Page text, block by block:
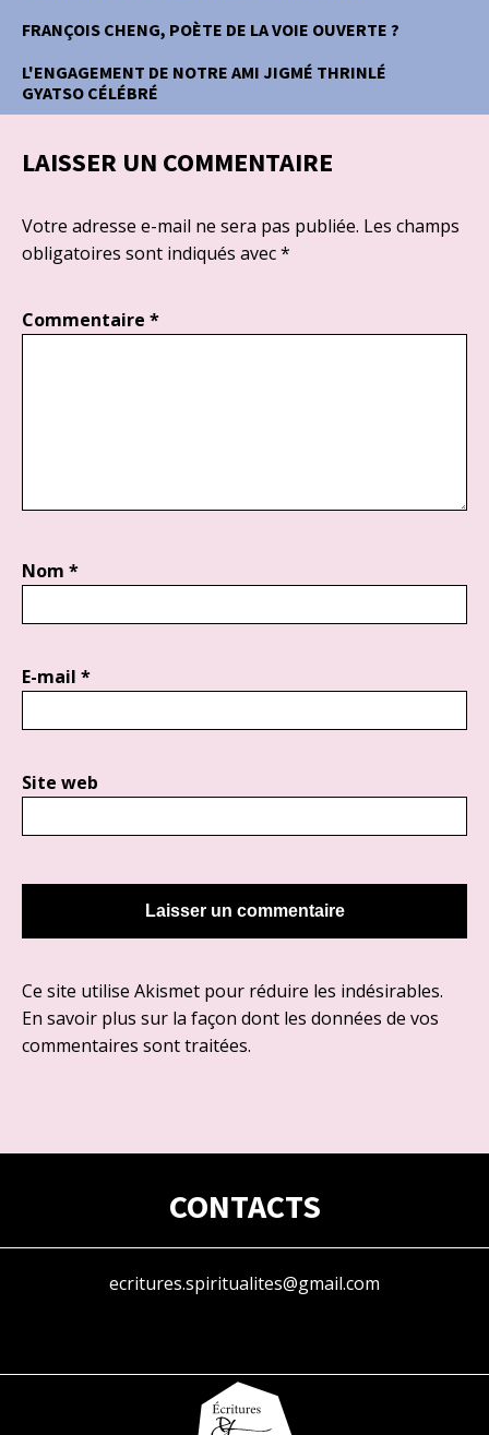
FRANÇOIS CHENG, POÈTE DE LA VOIE OUVERTE ?
L'ENGAGEMENT DE NOTRE AMI JIGMÉ THRINLÉ
GYATSO CÉLÉBRÉ
LAISSER UN COMMENTAIRE
Votre adresse e-mail ne sera pas publiée. Les champs
obligatoires sont indiqués avec*
Commentaire *
Nom *
E-mail *
Site web
Ce site utilise Akismet pour réduire les indésirables.
En savoir plus sur la façon dont les données de vos
commentaires sont traitées.
CONTACTS
ecritures.spiritualites@gmail.com